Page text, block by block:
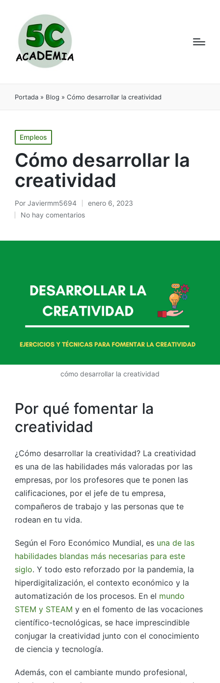
Portada » Blog » Cómo desarrollar la creatividad
Empleos
Cómo desarrollar la
creatividad
Por Javiermm5694
enero 6, 2023
No hay comentarios
cómo desarrollar la creatividad
Por qué fomentar la
creatividad
¿Cómo desarrollar la creatividad? La creatividad
es una de las habilidades más valoradas por las
empresas, por los profesores que te ponen las
calificaciones, por el jefe de tu empresa,
compañeros de trabajo y las personas que te
rodean en tu vida.
Según el Foro Económico Mundial, es una de las
habilidades blandas más necesarias para este
siglo. Y todo esto reforzado por la pandemia, la
hiperdigitalización, el contexto económico y la
automatización de los procesos. En el mundo
STEM y STEAM y en el fomento de las vocaciones
científico-tecnológicas, se hace imprescindible
conjugar la creatividad junto con el conocimiento
de ciencia y tecnología.
Además, con el cambiante mundo profesional,